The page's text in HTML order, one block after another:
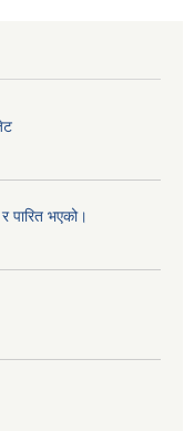
भएको।